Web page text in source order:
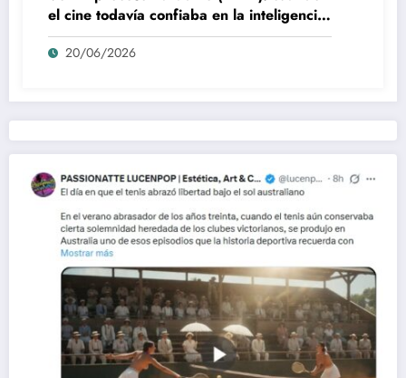
el cine todavía confiaba en la inteligencia
del espectador
20/06/2026